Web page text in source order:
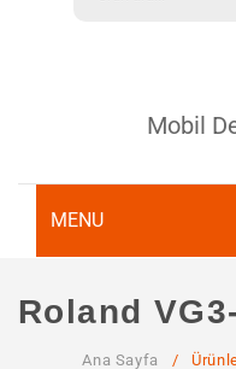
Mobil
MENU
Roland
Ana Sayfa /